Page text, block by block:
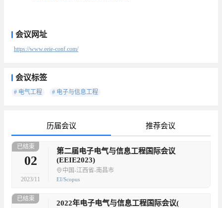
会议网址
https://www.eeie-conf.com/
会议标签
# 电气工程 # 电子与信息工程
历届会议 推荐会议
已结束
02
2023/11
第二届电子电气与信息工程国际会议
(EEIE2023)
中国-江西省-南昌市
EI/Scopus
已结束
2022年电子电气与信息工程国际会议(